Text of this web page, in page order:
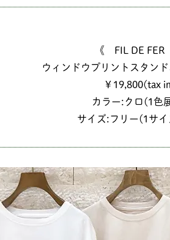
《 FIL DE FER
ウィンドウプリントスタン
￥19,800(tax
カラー:クロ(1色
サイズ:フリー(1サ